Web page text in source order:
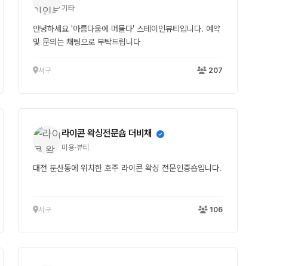
기타
안녕하세요 '아름다움에 머물다' 스테이인뷰티입니다. 예약
및 문의는 채팅으로 부탁드립니다
서구 207
라이콘 왁싱전문숍 더비채
미용·뷰티
대전 둔산동에 위치한 호주 라이콘 왁싱 전문인증숍입니다.
서구 106